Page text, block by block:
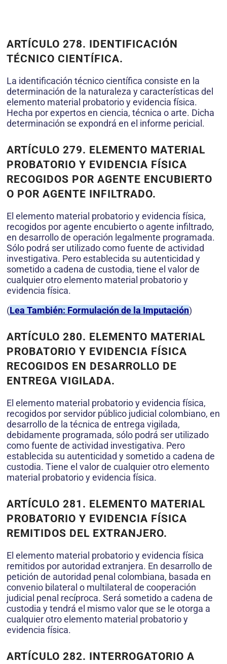
ARTÍCULO 278. IDENTIFICACIÓN
TÉCNICO CIENTÍFICA.
La identificación técnico científica consiste en la
determinación de la naturaleza y características del
elemento material probatorio y evidencia física.
Hecha por expertos en ciencia, técnica o arte. Dicha
determinación se expondrá en el informe pericial.
ARTÍCULO 279. ELEMENTO MATERIAL
PROBATORIO Y EVIDENCIA FÍSICA
RECOGIDOS POR AGENTE ENCUBIERTO
O POR AGENTE INFILTRADO.
El elemento material probatorio y evidencia física,
recogidos por agente encubierto o agente infiltrado,
en desarrollo de operación legalmente programada.
Sólo podrá ser utilizado como fuente de actividad
investigativa. Pero establecida su autenticidad y
sometido a cadena de custodia, tiene el valor de
cualquier otro elemento material probatorio y
evidencia física.
(Lea También: Formulación de la Imputación)
ARTÍCULO 280. ELEMENTO MATERIAL
PROBATORIO Y EVIDENCIA FÍSICA
RECOGIDOS EN DESARROLLO DE
ENTREGA VIGILADA.
El elemento material probatorio y evidencia física,
recogidos por servidor público judicial colombiano, en
desarrollo de la técnica de entrega vigilada,
debidamente programada, sólo podrá ser utilizado
como fuente de actividad investigativa. Pero
establecida su autenticidad y sometido a cadena de
custodia. Tiene el valor de cualquier otro elemento
material probatorio y evidencia física.
ARTÍCULO 281. ELEMENTO MATERIAL
PROBATORIO Y EVIDENCIA FÍSICA
REMITIDOS DEL EXTRANJERO.
El elemento material probatorio y evidencia física
remitidos por autoridad extranjera. En desarrollo de
petición de autoridad penal colombiana, basada en
convenio bilateral o multilateral de cooperación
judicial penal recíproca. Será sometido a cadena de
custodia y tendrá el mismo valor que se le otorga a
cualquier otro elemento material probatorio y
evidencia física.
ARTÍCULO 282. INTERROGATORIO A